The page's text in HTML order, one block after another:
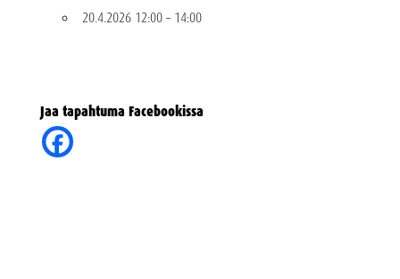
20.4.2026 12:00– 14:00
Jaa tapahtuma Facebookissa